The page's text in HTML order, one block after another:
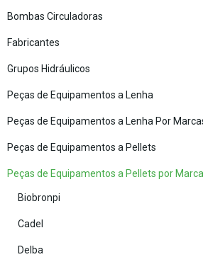
Bombas Circuladoras
Fabricantes
Grupos Hidráulicos
Peças de Equipamentos a Lenha
Peças de Equipamentos a Lenha Por
Peças de Equipamentos a Pellets
Peças de Equipamentos a Pellets por
Biobronpi
Cadel
Delba